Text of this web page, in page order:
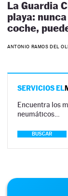
La Guardia
playa:
coche,
ANTONIO RAMOS DEL
SERVICIOS EL
Encuentra los
neumáticos…
BUSCAR